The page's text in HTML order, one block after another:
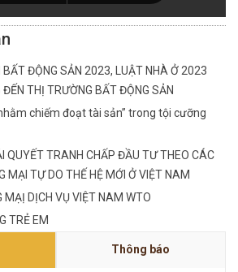
BẤT ĐỘNG SẢN 2023, LUẬT NHÀ Ở 2023
ĐẾN THỊ TRƯỜNG BẤT ĐỘNG SẢN
chiếm đoạt tài sản” trong tội cưỡng
QUYẾT TRANH CHẤP ĐẦU TƯ THEO CÁC
MẠI TỰ DO THẾ HỆ MỚI Ở VIỆT NAM
MẠỊ DỊCH VỤ VIỆT NAM WTO
TRẺ EM
Thông báo